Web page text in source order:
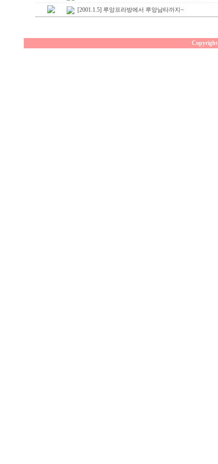
[2001.1.5] 루앙프라방에서 루앙남타까지~
Copyright